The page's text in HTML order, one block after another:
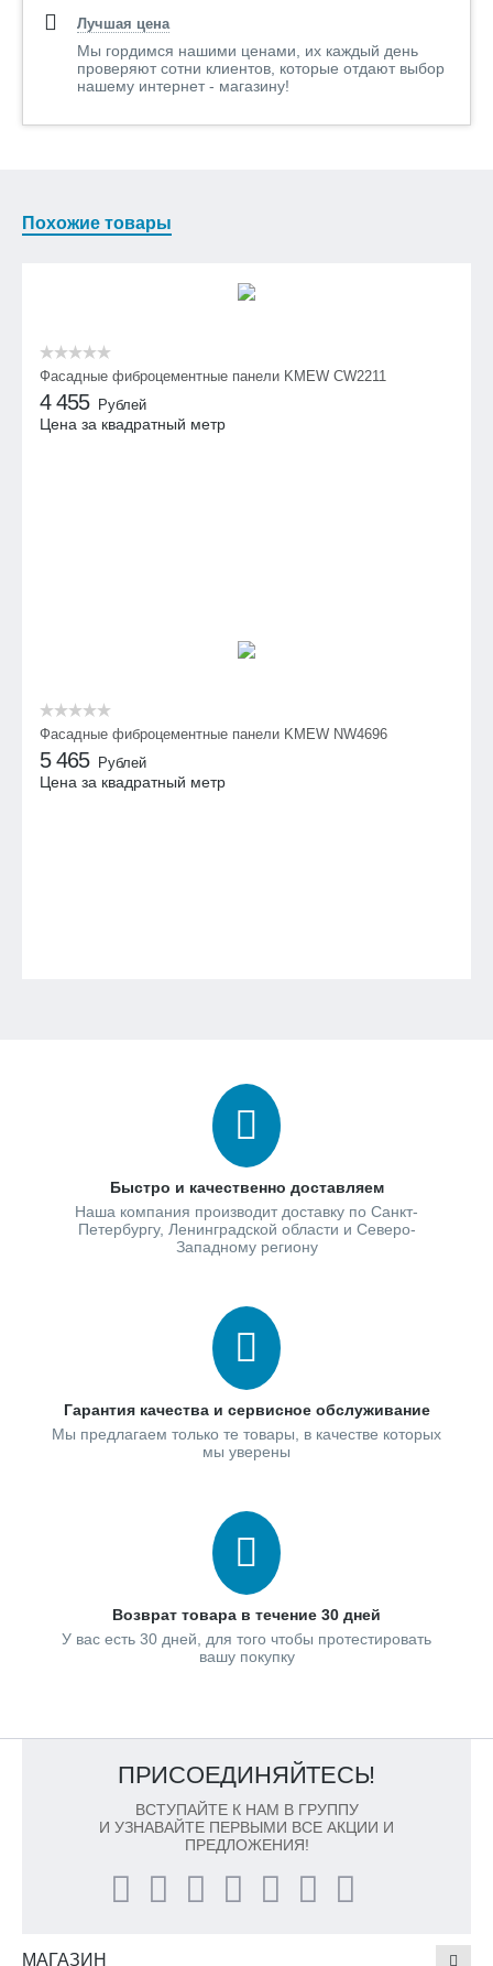
Лучшая цена
Мы гордимся нашими ценами, их каждый день
проверяют сотни клиентов, которые отдают выбор
нашему интернет - магазину!
Похожие товары
Фасадные фиброцементные панели KMEW CW2211
4 455 Рублей
Цена за квадратный метр
Фасадные фиброцементные панели KMEW NW4696
5 465 Рублей
Цена за квадратный метр
Быстро и качественно доставляем
Наша компания производит доставку по Санкт-
Петербургу, Ленинградской области и Северо-
Западному региону
Гарантия качества и сервисное обслуживание
Мы предлагаем только те товары, в качестве которых
мы уверены
Возврат товара в течение 30 дней
У вас есть 30 дней, для того чтобы протестировать
вашу покупку
ПРИСОЕДИНЯЙТЕСЬ!
ВСТУПАЙТЕ К НАМ В ГРУППУ
И УЗНАВАЙТЕ ПЕРВЫМИ ВСЕ АКЦИИ И
ПРЕДЛОЖЕНИЯ!
МАГАЗИН